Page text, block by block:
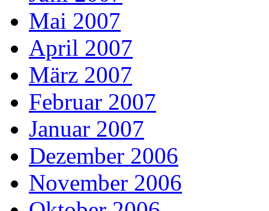
Mai 2007
April 2007
März 2007
Februar 2007
Januar 2007
Dezember 2006
November 2006